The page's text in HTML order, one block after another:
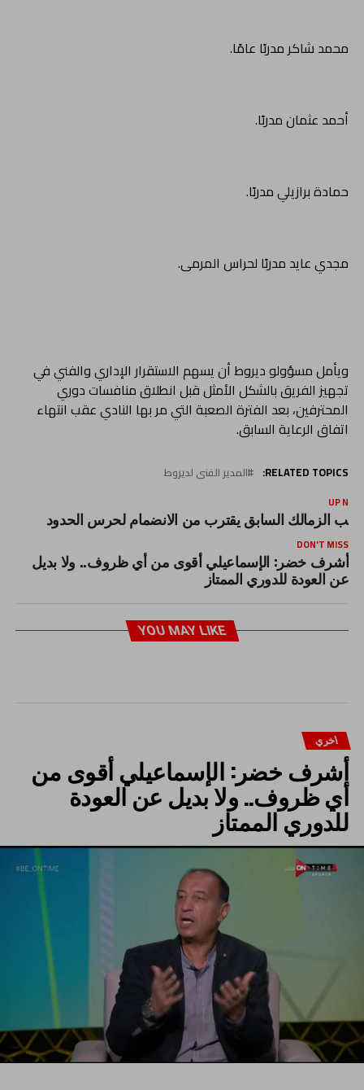
محمد شاكر مدربًا عامًا.
أحمد عثمان مدربًا.
حمادة برازيلي مدربًا.
مجدي عايد مدربًا لحراس المرمى.
ويأمل مسؤولو ديروط أن يسهم الاستقرار الإداري والفني في
تجهيز الفريق بالشكل الأمثل قبل انطلاق منافسات دوري
المحترفين، بعد الفترة الصعبة التي مر بها النادي عقب انتهاء
اتفاق الرعاية السابق.
RELATED TOPICS: المدير الفنى لديروط
UP
الزمالك السابق يقترب من الانضمام لحرس الحدود
DON'T MISS
أشرف خضر: الإسماعيلي أقوى من أي ظروف.. ولا بديل
عن العودة للدوري الممتاز
YOU MAY LIKE
اخري
أشرف خضر: الإسماعيلي أقوى من
أي ظروف.. ولا بديل عن العودة
للدوري الممتاز